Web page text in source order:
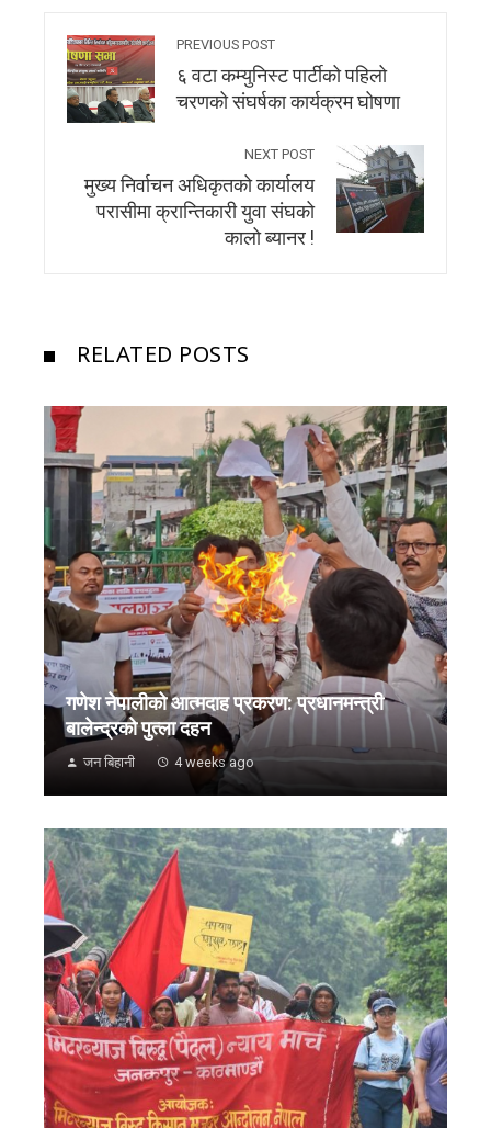
PREVIOUS POST
६ वटा कम्युनिस्ट पार्टीको पहिलो
चरणको संघर्षका कार्यक्रम घोषणा
NEXT POST
मुख्य निर्वाचन अधिकृतको कार्यालय
परासीमा क्रान्तिकारी युवा संघको
कालो ब्यानर !
RELATED POSTS
गणेश नेपालीको आत्मदाह प्रकरण: प्रधानमन्त्री
बालेन्द्रको पुत्ला दहन
जन बिहानी 4 weeks ago